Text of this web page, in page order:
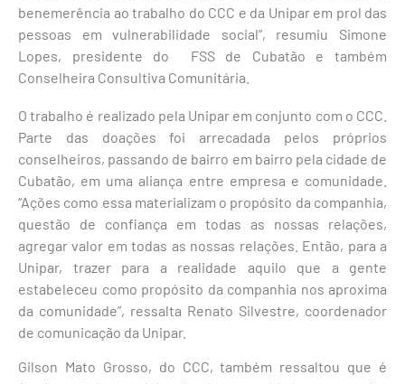
benemerência ao trabalho do CCC e da Unipar em prol das
pessoas em vulnerabilidade social”, resumiu Simone
Lopes, presidente do FSS de Cubatão e também
Conselheira Consultiva Comunitária.
O trabalho é realizado pela Unipar em conjunto com o CCC.
Parte das doações foi arrecadada pelos próprios
conselheiros, passando de bairro em bairro pela cidade de
Cubatão, em uma aliança entre empresa e comunidade.
“Ações como essa materializam o propósito da companhia,
questão de confiança em todas as nossas relações,
agregar valor em todas as nossas relações. Então, para a
Unipar, trazer para a realidade aquilo que a gente
estabeleceu como propósito da companhia nos aproxima
da comunidade”, ressalta Renato Silvestre, coordenador
de comunicação da Unipar.
Gilson Mato Grosso, do CCC, também ressaltou que é